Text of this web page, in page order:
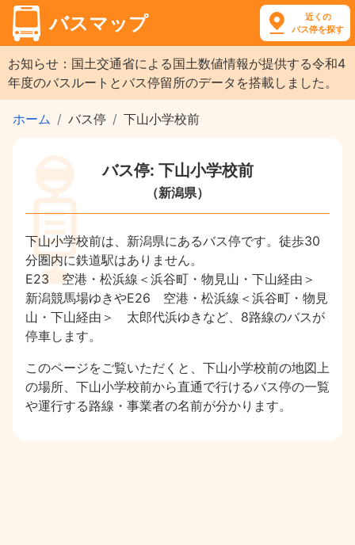
バスマップ
近くの
バス停を探す
お知らせ：国土交通省による国土数値情報が提供する令和4
年度のバスルートとバス停留所のデータを搭載しました。
ホーム バス停 下山小学校前
バス停: 下山小学校前
（新潟県）
下山小学校前は、新潟県にあるバス停です。徒歩30
分圏内に鉄道駅はありません。
E23 空港・松浜線＜浜谷町・物見山・下山経由＞
新潟競馬場ゆきやE26 空港・松浜線＜浜谷町・物見
山・下山経由＞ 太郎代浜ゆきなど、8路線のバスが
停車します。
このページをご覧いただくと、下山小学校前の地図上
の場所、下山小学校前から直通で行けるバス停の一覧
や運行する路線・事業者の名前が分かります。